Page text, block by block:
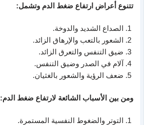
تتنوع أعراض ارتفاع ضغط الدم وتشمل:
الصداع الشديد والدوخة.
الشعور بالتعب والإرهاق الزائد.
ضيق التنفس والتعرق الزائد.
آلام في الصدر وضيق التنفس.
ضعف الرؤية والشعور بالغثيان.
ومن بين الأسباب الشائعة لارتفاع ضغط الدم:
التوتر والضغوط النفسية المستمرة.